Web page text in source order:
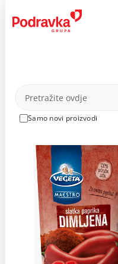
content
Proizvodi
Samo novi proizvodi